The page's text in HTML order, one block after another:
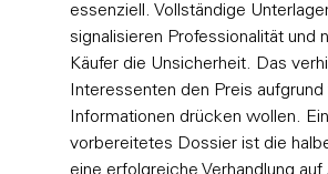
essenziell. Vollständige
signalisieren Professionalität und
Käufer die Unsicherheit. Das
Interessenten den Preis
Informationen drücken wollen.
vorbereitetes Dossier ist die